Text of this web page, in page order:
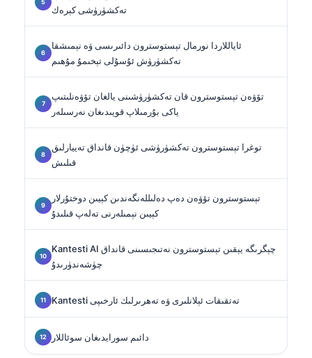
تەكشۈرۈشى كېرەك
ئاياللاردا نورمال تېستوسترون دائىرىسى ۋە نېمىشقا
تەكشۈرۈش ئۇسۇلى تېخىمۇ مۇھىم
تۆۋەن تېستوسترون قان تەكشۈرۈشىنى يالغان تۆۋەنلىتىپ
ياكى بۇرمىلاپ قويىدىغان نەرسىلەر
توغرا تېستوسترون تەكشۈرۈشى ئۈچۈن قانداق تەييارلىق
قىلىش
تېستوسترون تۆۋەن دەپ دەلىللەنگەندىن كېيىن دوختۇرلار
كېيىن نېمىلەرنى تەلەپ قىلىدۇ
Kantesti AI چېگرىگە يېقىن تېستوسترون نەتىجىسىنى قانداق
چۈشەندۈرىدۇ
Kantesti تەتقىقات ئېلانلىرى ۋە تەھرىرلىك ئارخىپى
دائىم سورايدىغان سوئاللار